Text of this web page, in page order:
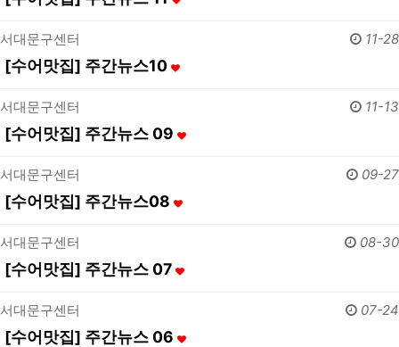
서대문구센터 11-28
[수어맛집] 주간뉴스10
서대문구센터 11-13
[수어맛집] 주간뉴스 09
서대문구센터 09-27
[수어맛집] 주간뉴스08
서대문구센터 08-30
[수어맛집] 주간뉴스 07
서대문구센터 07-24
[수어맛집] 주간뉴스 06